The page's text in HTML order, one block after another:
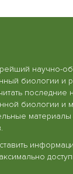
научно-
биологии и
последние
биологии и
материалы